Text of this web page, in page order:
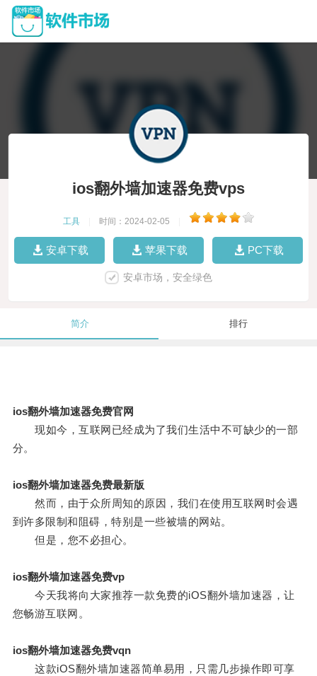
ios翻外墙加速器免费vps
工具 时间：2024-02-05
安卓下载 苹果下载 PC下载
安卓市场，安全绿色
简介 排行
ios翻外墙加速器免费官网
现如今，互联网已经成为了我们生活中不可缺少的一部
分。
ios翻外墙加速器免费最新版
然而，由于众所周知的原因，我们在使用互联网时会遇
到许多限制和阻碍，特别是一些被墙的网站。
但是，您不必担心。
ios翻外墙加速器免费vp
今天我将向大家推荐一款免费的iOS翻外墙加速器，让
您畅游互联网。
ios翻外墙加速器免费vqn
这款iOS翻外墙加速器简单易用，只需几步操作即可享